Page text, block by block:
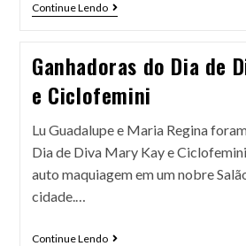
Continue Lendo
Ganhadoras do Dia de
e Ciclofemini
Lu Guadalupe e Maria Regina
Dia de Diva Mary Kay e
auto maquiagem em um nobre
cidade.…
Continue Lendo